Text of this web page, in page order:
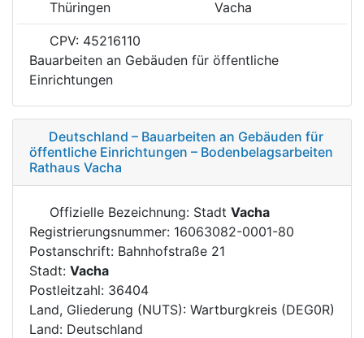
Thüringen
Vacha
CPV: 45216110
Bauarbeiten an Gebäuden für öffentliche
Einrichtungen
Deutschland – Bauarbeiten an Gebäuden für
öffentliche Einrichtungen – Bodenbelagsarbeiten
Rathaus Vacha
Offizielle Bezeichnung: Stadt Vacha
Registrierungsnummer: 16063082-0001-80
Postanschrift: Bahnhofstraße 21
Stadt: Vacha
Postleitzahl: 36404
Land, Gliederung (NUTS): Wartburgkreis (DEG0R)
Land: Deutschland